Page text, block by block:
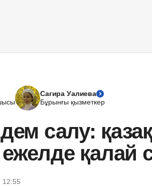
Сагира Уалиева
Бұрынғы қызметкер
салу:
қалай
12:55